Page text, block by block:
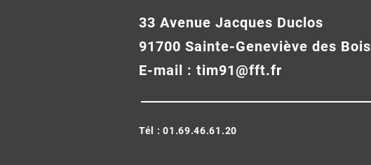
Logistique
33 Avenue Jacques Duclos
91700 Sainte-Geneviève des Bois
E-mail : tim91@fft.fr
Tél : 01.69.46.61.20